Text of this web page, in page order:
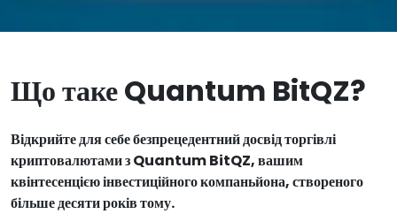
Що таке Quantum BitQZ?
Відкрийте для себе безпрецедентний досвід торгівлі
криптовалютами з Quantum BitQZ, вашим
квінтесенцією інвестиційного компаньйона, створеного
більше десяти років тому.